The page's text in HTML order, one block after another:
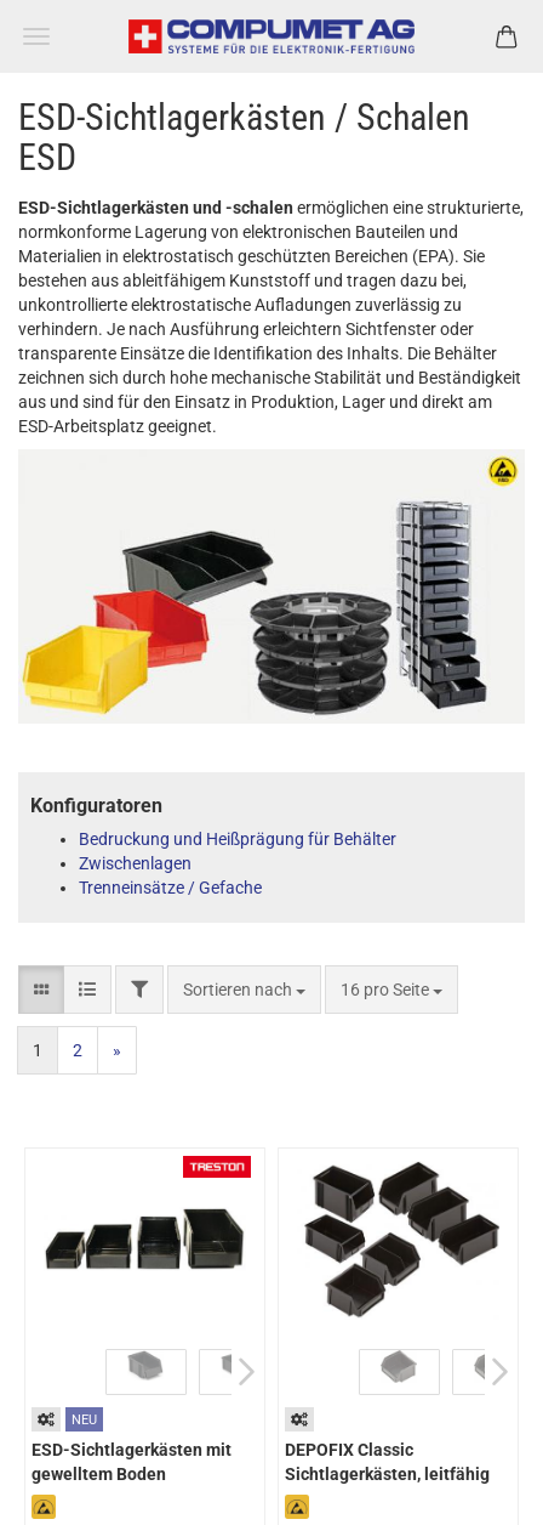
ESD-Sichtlagerkästen / Schalen
ESD
ESD-Sichtlagerkästen und -schalen ermöglichen eine strukturierte,
normkonforme Lagerung von elektronischen Bauteilen und
Materialien in elektrostatisch geschützten Bereichen (EPA). Sie
bestehen aus ableitfähigem Kunststoff und tragen dazu bei,
unkontrollierte elektrostatische Aufladungen zuverlässig zu
verhindern. Je nach Ausführung erleichtern Sichtfenster oder
transparente Einsätze die Identifikation des Inhalts. Die Behälter
zeichnen sich durch hohe mechanische Stabilität und Beständigkeit
aus und sind für den Einsatz in Produktion, Lager und direkt am
ESD-Arbeitsplatz geeignet.
Konfiguratoren
Bedruckung und Heißprägung für Behälter
Zwischenlagen
Trenneinsätze / Gefache
Sortieren nach 16 pro Seite
1 2 »
NEU
ESD-Sichtlagerkästen mit
gewelltem Boden
DEPOFIX Classic
Sichtlagerkästen, leitfähig